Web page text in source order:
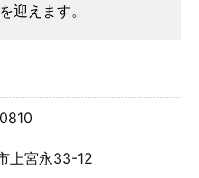
迎えます。
上宮永33-12